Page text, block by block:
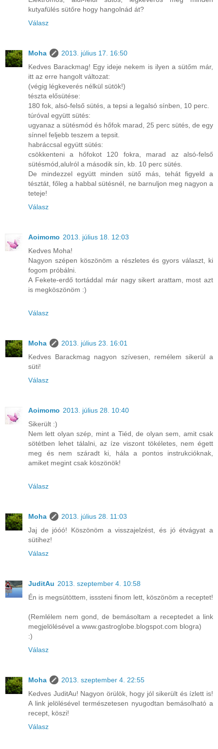
kutyafülés sütőre hogy hangolnád át?
Válasz
Moha
2013. július 17. 16:50
Kedves Barackmag! Egy ideje nekem is ilyen a sütőm már,
itt az erre hangolt változat:
(végig légkeverés nélkül sütök!)
tészta elősütése:
180 fok, alsó-felső sütés, a tepsi a legalsó sínben, 10 perc.
túróval együtt sütés:
ugyanaz a sütésmód és hőfok marad, 25 perc sütés, de egy
sínnel feljebb teszem a tepsit.
habráccsal együtt sütés:
csökkenteni a hőfokot 120 fokra, marad az alsó-felső
sütésmód,alulról a második sín, kb. 10 perc sütés.
De mindezzel együtt minden sütő más, tehát figyeld a
tésztát, főleg a habbal sütésnél, ne barnuljon meg nagyon a
teteje!
Válasz
Aoimomo 2013. július 18. 12:03
Kedves Moha!
Nagyon szépen köszönöm a részletes és gyors választ, ki
fogom próbálni.
A Fekete-erdő tortáddal már nagy sikert arattam, most azt
is megköszönöm :)
Válasz
Moha
2013. július 23. 16:01
Kedves Barackmag nagyon szívesen, remélem sikerül a
süti!
Válasz
Aoimomo 2013. július 28. 10:40
Sikerült :)
Nem lett olyan szép, mint a Tiéd, de olyan sem, amit csak
sötétben lehet tálalni, az íze viszont tökéletes, nem égett
meg és nem száradt ki, hála a pontos instrukcióknak,
amiket megint csak köszönök!
Válasz
Moha
2013. július 28. 11:03
Jaj de jóóó! Köszönöm a visszajelzést, és jó étvágyat a
sütihez!
Válasz
JuditAu 2013. szeptember 4. 10:58
Én is megsütöttem, isssteni finom lett, köszönöm a receptet!
(Remlélem nem gond, de bemásoltam a receptedet a link
megjelölésével a www.gastroglobe.blogspot.com blogra)
:)
Válasz
Moha
2013. szeptember 4. 22:55
Kedves JuditAu! Nagyon örülök, hogy jól sikerült és ízlett is!
A link jelölésével természetesen nyugodtan bemásolható a
recept, köszi!
Válasz